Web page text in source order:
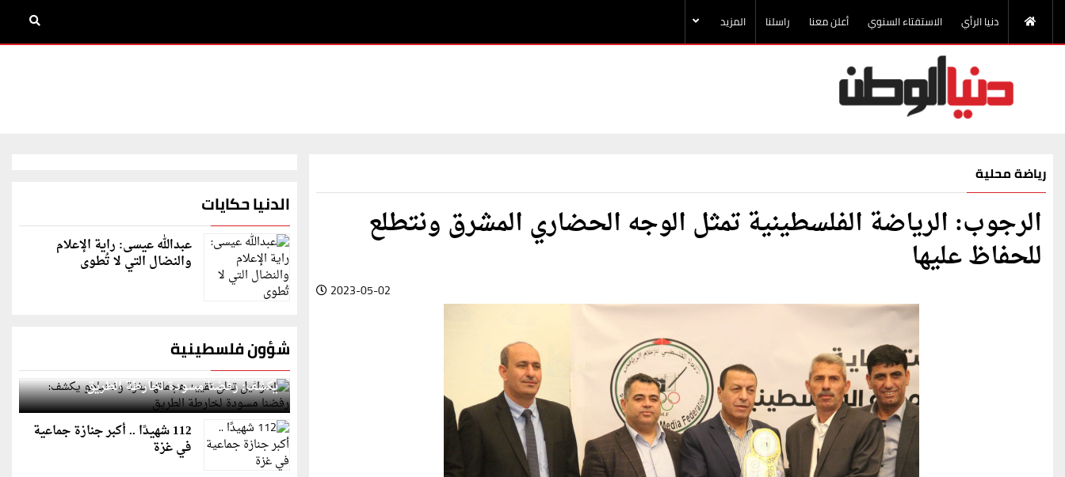
دنيا الرأي الاستفتاء السنوي أعلن معنا راسلنا المزيد
رياضة محلية
الرجوب: الرياضة الفلسطينية تمثل الوجه الحضاري المشرق ونتطلع
للحفاظ عليها
2023-05-02
الدنيا حكايات
عبدالله عيسى: راية الإعلام
والنضال التي لا تُطوى
شؤون فلسطينية
إسرائيل تعلن تقييد هجماتها بغزة ونتنياهو
يكشف: رفضنا مسودة لخارطة الطريق
112 شهيدًا .. أكبر جنازة جماعية
في غزة